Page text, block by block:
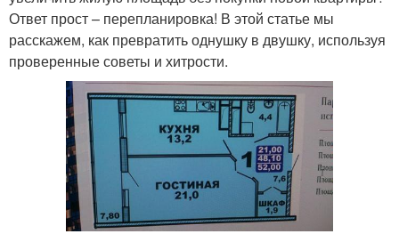
Ответ прост – перепланировка! В этой статье мы
расскажем, как превратить однушку в двушку, используя
проверенные советы и хитрости.